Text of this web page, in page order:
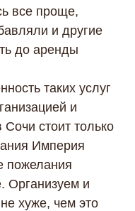
все проще,
и другие
до аренды
таких услуг
и
стоит только
Империя
пожелания
Организуем и
хуже, чем это